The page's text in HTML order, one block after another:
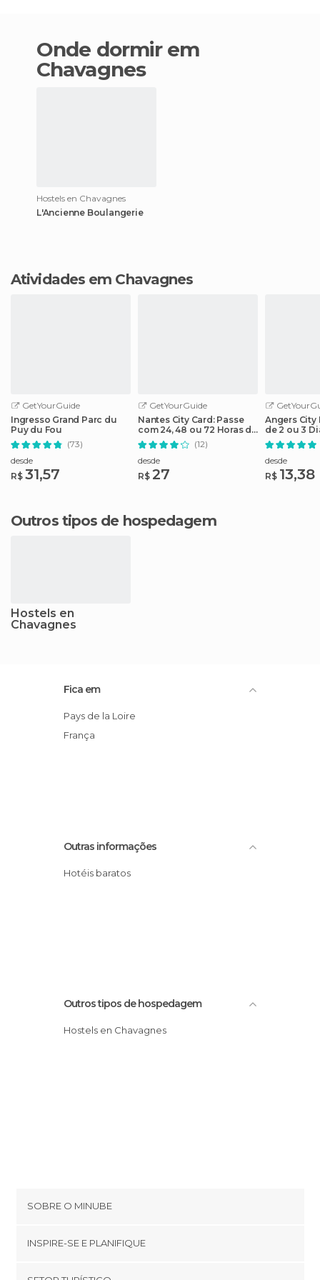
Onde dormir em
Chavagnes
Hostels en Chavagnes
L'Ancienne Boulangerie
Atividades em Chavagnes
GetYourGuide
Ingresso Grand Parc du
Puy du Fou
(73)
desde
R$ 31,57
GetYourGuide
Nantes City Card: Passe
com 24, 48 ou 72 Horas de
Acesso
(12)
desde
R$ 27
Angers City
de 2 ou 3
Atrações
desde
R$ 13,38
Outros tipos de hospedagem
Hostels en
Chavagnes
Fica em
Pays de la Loire
França
Outras informações
Hotéis baratos
Outros tipos de hospedagem
Hostels en Chavagnes
SOBRE O MINUBE
INSPIRE-SE E PLANIFIQUE
footer@item_discovertips_anchor